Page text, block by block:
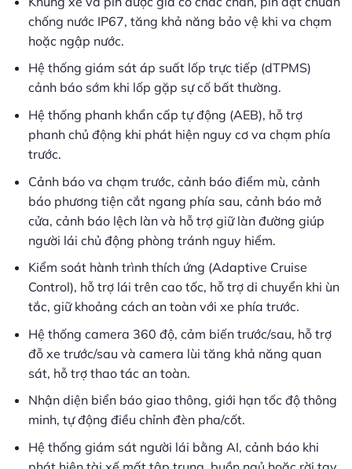
chống nước IP67, tăng khả năng bảo vệ khi va chạm
hoặc ngập nước.
Hệ thống giám sát áp suất lốp trực tiếp (dTPMS)
cảnh báo sớm khi lốp gặp sự cố bất thường.
Hệ thống phanh khẩn cấp tự động (AEB), hỗ trợ
phanh chủ động khi phát hiện nguy cơ va chạm phía
trước.
Cảnh báo va chạm trước, cảnh báo điểm mù, cảnh
báo phương tiện cắt ngang phía sau, cảnh báo mở
cửa, cảnh báo lệch làn và hỗ trợ giữ làn đường giúp
người lái chủ động phòng tránh nguy hiểm.
Kiểm soát hành trình thích ứng (Adaptive Cruise
Control), hỗ trợ lái trên cao tốc, hỗ trợ di chuyển khi ùn
tắc, giữ khoảng cách an toàn với xe phía trước.
Hệ thống camera 360 độ, cảm biến trước/sau, hỗ trợ
đỗ xe trước/sau và camera lùi tăng khả năng quan
sát, hỗ trợ thao tác an toàn.
Nhận diện biển báo giao thông, giới hạn tốc độ thông
minh, tự động điều chỉnh đèn pha/cốt.
Hệ thống giám sát người lái bằng AI, cảnh báo khi